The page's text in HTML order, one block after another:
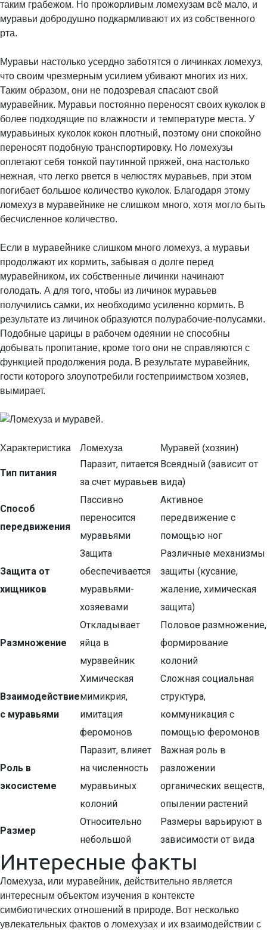
таким грабежом. Но прожорливым ломехузам всё мало, и
муравьи добродушно подкармливают их из собственного
рта.
Муравьи настолько усердно заботятся о личинках ломехуз,
что своим чрезмерным усилием убивают многих из них.
Таким образом, они не подозревая спасают свой
муравейник. Муравьи постоянно переносят своих куколок в
более подходящие по влажности и температуре места. У
муравьиных куколок кокон плотный, поэтому они спокойно
переносят подобную транспортировку. Но ломехузы
оплетают себя тонкой паутинной пряжей, она настолько
нежная, что легко рвется в челюстях муравьев, при этом
погибает большое количество куколок. Благодаря этому
ломехуз в муравейнике не слишком много, хотя могло быть
бесчисленное количество.
Если в муравейнике слишком много ломехуз, а муравьи
продолжают их кормить, забывая о долге перед
муравейником, их собственные личинки начинают
голодать. А для того, чтобы из личинок муравьев
получились самки, их необходимо усиленно кормить. В
результате из личинок образуются полурабочие-полусамки.
Подобные царицы в рабочем одеянии не способны
добывать пропитание, кроме того они не справляются с
функцией продолжения рода. В результате муравейник,
гости которого злоупотребили гостеприимством хозяев,
вымирает.
Характеристика Ломехуза Муравей (хозяин)
Тип питания
Паразит, питается
за счет муравьев
Всеядный (зависит от
вида)
Способ
передвижения
Пассивно
переносится
муравьями
Активное
передвижение с
помощью ног
Защита от
хищников
Защита
обеспечивается
муравьями-
хозяевами
Различные механизмы
защиты (кусание,
жаление, химическая
защита)
Размножение
Откладывает
яйца в
муравейник
Половое размножение,
формирование
колоний
Взаимодействие
с муравьями
Химическая
мимикрия,
имитация
феромонов
Сложная социальная
структура,
коммуникация с
помощью феромонов
Роль в
экосистеме
Паразит, влияет
на численность
муравьиных
колоний
Важная роль в
разложении
органических веществ,
опылении растений
Размер
Относительно
небольшой
Размеры варьируют в
зависимости от вида
Интересные факты
Ломехуза, или муравейник, действительно является
интересным объектом изучения в контексте
симбиотических отношений в природе. Вот несколько
увлекательных фактов о ломехузах и их взаимодействии с